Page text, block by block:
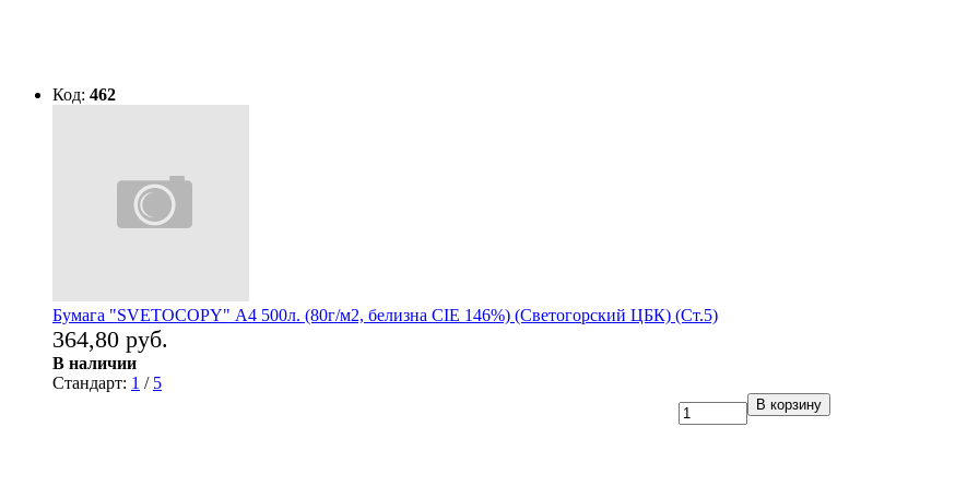
Код: 462
Бумага "SVETOCOPY" А4 500л. (80г/м2, белизна CIE 146%) (Светогорский ЦБК) (Ст.5)
364,80 руб.
В наличии
Стандарт: 1 / 5
В корзину